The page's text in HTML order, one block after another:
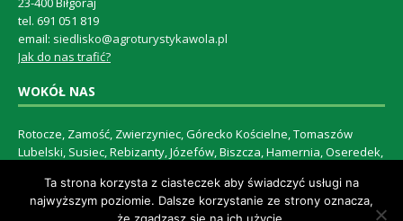
tel. 691 051 819
email: siedlisko@agroturystykawola.pl
Jak do nas trafić?
WOKÓŁ NAS
Rotocze, Zamość, Zwierzyniec, Górecko Kościelne, Tomaszów
Lubelski, Susiec, Rebizanty, Józefów, Biszcza, Hamernia, Oseredek,
Mała, Wola Duża, Wolaniny, Dąbrowica
Ta strona korzysta z ciasteczek aby świadczyć usługi na
najwyższym poziomie. Dalsze korzystanie ze strony oznacza,